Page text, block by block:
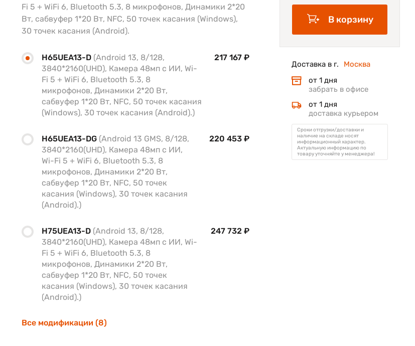
Fi 5 + WiFi 6, Bluetooth 5.3, 8 микрофонов, Динамики 2*20
Вт, сабвуфер 1*20 Вт, NFC, 50 точек касания (Windows),
30 точек касания (Android).
H65UEA13-D (Android 13, 8/128,
3840*2160(UHD), Камера 48мп с ИИ, Wi-
Fi 5 + WiFi 6, Bluetooth 5.3, 8
микрофонов, Динамики 2*20 Вт,
сабвуфер 1*20 Вт, NFC, 50 точек касания
(Windows), 30 точек касания (Android).)
217 167 ₽
H65UEA13-DG (Android 13 GMS, 8/128,
3840*2160(UHD), Камера 48мп с ИИ,
Wi-Fi 5 + WiFi 6, Bluetooth 5.3, 8
микрофонов, Динамики 2*20 Вт,
сабвуфер 1*20 Вт, NFC, 50 точек
касания (Windows), 30 точек касания
(Android).)
220 453 ₽
H75UEA13-D (Android 13, 8/128,
3840*2160(UHD), Камера 48мп с ИИ, Wi-
Fi 5 + WiFi 6, Bluetooth 5.3, 8
микрофонов, Динамики 2*20 Вт,
сабвуфер 1*20 Вт, NFC, 50 точек
касания (Windows), 30 точек касания
(Android).)
247 732 ₽
Все модификации (8)
В корзину
Доставка в г.
Москва
от 1 дня
забрать в офисе
от 1 дня
доставка курьером
Сроки отгрузки/доставки и
наличие на складе носят
информационный характер.
Актуальную информацию по
товару уточняйте у менеджера!